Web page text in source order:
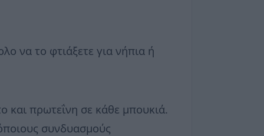
να το φτιάξετε για νήπια ή
και πρωτεΐνη σε κάθε μπουκιά.
συνδυασμούς